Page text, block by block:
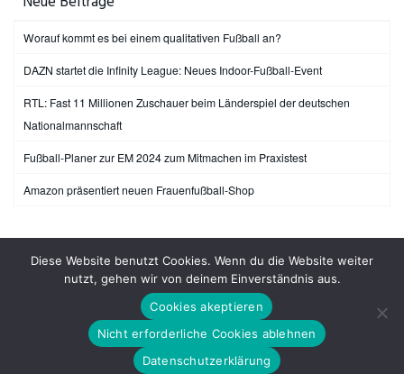
Worauf kommt es bei einem qualitativen Fußball an?
DAZN startet die Infinity League: Neues Indoor-Fußball-Event
RTL: Fast 11 Millionen Zuschauer beim Länderspiel der deutschen
Nationalmannschaft
Fußball-Planer zur EM 2024 zum Mitmachen im Praxistest
Amazon präsentiert neuen Frauenfußball-Shop
Unser Tipp: Trainingsgeräte
Keine Produkte gefunden.
Copyright © 2023 · All Rights Reserved · Content & Design by Sportiv24.de
Datenschutz Transparenz: Werbung und Kennzeichnung
Diese Website benutzt Cookies. Wenn du die Website weiter
nutzt, gehen wir von deinem Einverständnis aus.
Cookies akeptieren
Nicht erforderliche Cookies ablehnen
Datenschutzerklärung